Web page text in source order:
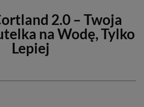
2.0 – Twoja
na Wodę, Tylko
Lepiej